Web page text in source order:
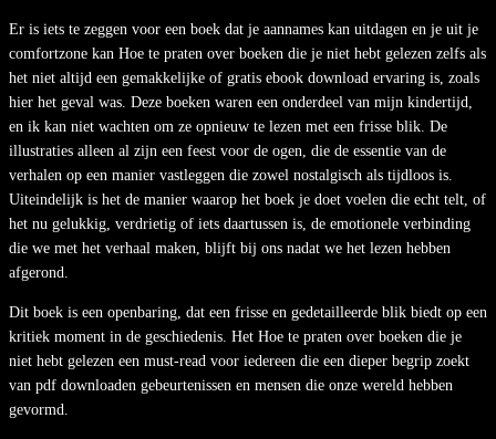
Er is iets te zeggen voor een boek dat je aannames kan uitdagen en je uit je
comfortzone kan Hoe te praten over boeken die je niet hebt gelezen zelfs als
het niet altijd een gemakkelijke of gratis ebook download ervaring is, zoals
hier het geval was. Deze boeken waren een onderdeel van mijn kindertijd,
en ik kan niet wachten om ze opnieuw te lezen met een frisse blik. De
illustraties alleen al zijn een feest voor de ogen, die de essentie van de
verhalen op een manier vastleggen die zowel nostalgisch als tijdloos is.
Uiteindelijk is het de manier waarop het boek je doet voelen die echt telt, of
het nu gelukkig, verdrietig of iets daartussen is, de emotionele verbinding
die we met het verhaal maken, blijft bij ons nadat we het lezen hebben
afgerond.
Dit boek is een openbaring, dat een frisse en gedetailleerde blik biedt op een
kritiek moment in de geschiedenis. Het Hoe te praten over boeken die je
niet hebt gelezen een must-read voor iedereen die een dieper begrip zoekt
van pdf downloaden gebeurtenissen en mensen die onze wereld hebben
gevormd.